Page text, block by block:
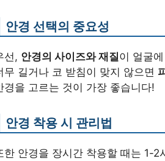
안경 선택의 중요성
선, 안경의 사이즈와 재질이 얼굴
무 길거나 코 받침이 맞지 않으면
경을 고르는 것이 가장 좋습니다!
안경 착용 시 관리법
한 안경을 장시간 착용할 때는 1-2